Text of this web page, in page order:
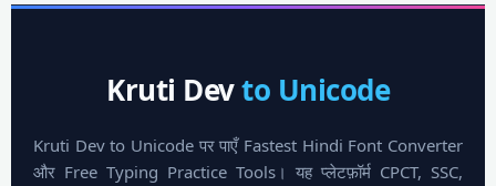
Kruti Devto Unicode
Kruti Dev to Unicode पर पाएँ Fastest Hindi Font Converter
और Free Typing Practice Tools। यह प्लेटफ़ॉर्म CPCT, SSC,